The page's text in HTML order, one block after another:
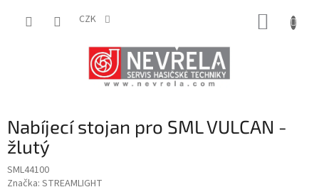
CZK
Nabíjecí stojan pro SML VULCAN -
žlutý
SML44100
Značka: STREAMLIGHT